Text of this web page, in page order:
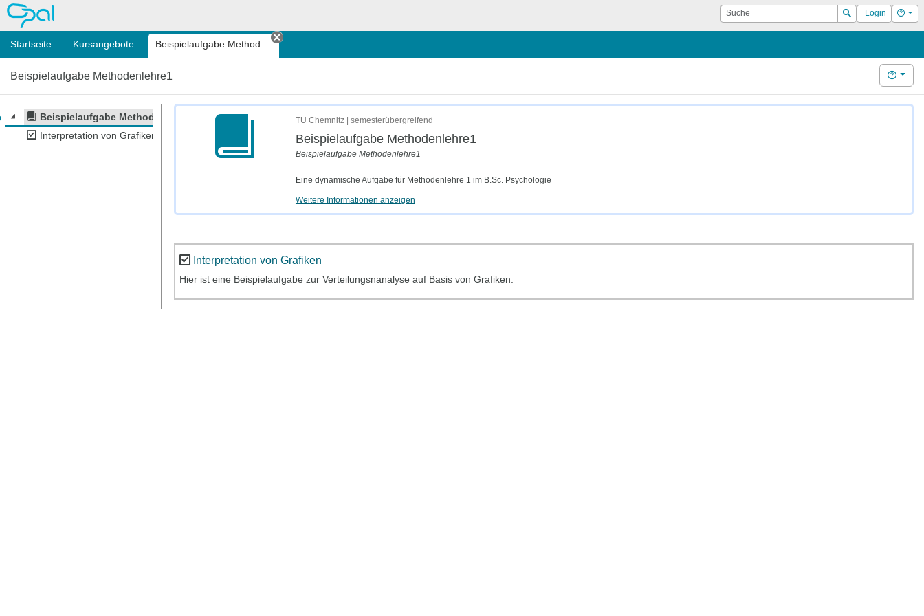
OPAL Suche
Suchen
Login Hilfe
Startseite Kursangebote Beispielaufgabe Method...
Tab schließen
Beispielaufgabe Methodenlehre1 Hilfe
Beispielaufgabe Methodenlehre1
Interpretation von Grafiken
des Kursmenüs
TU Chemnitz | semesterübergreifend
Beispielaufgabe Methodenlehre1
Beispielaufgabe Methodenlehre1
Eine dynamische Aufgabe für Methodenlehre 1 im B.Sc. Psychologie
Weitere Informationen anzeigen
Interpretation von Grafiken
Hier ist eine Beispielaufgabe zur Verteilungsnanalyse auf Basis von Grafiken.